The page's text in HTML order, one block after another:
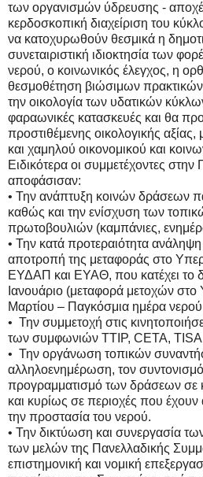
των οργανισμών ύδρευσης -
κερδοσκοπική διαχείριση του
να κατοχυρωθούν θεσμικά η
συνεταιριστική ιδιοκτησία των
νερού, ο κοινωνικός έλεγχος, η
θεσμοθέτηση βιώσιμων
την οικολογία των υδατικών
φαραωνικές κατασκευές και θα
προστιθέμενης οικολογικής αξίας,
και χαμηλού οικονομικού και
Ειδικότερα οι συμμετέχοντες
αποφάσισαν:
• Την ανάπτυξη κοινών δράσεων
καθώς και την ενίσχυση των
πρωτοβουλιών (καμπάνιες,
• Την κατά προτεραιότητα
αποτροπή της μεταφοράς στο
ΕΥΔΑΠ και ΕΥΑΘ, που κατέχει το
Ιανουάριο (μεταφορά μετοχών στο
Μαρτίου – Παγκόσμια ημέρα
• Την συμμετοχή στις
των συμφωνιών TTIP, CETA, TISA
• Την οργάνωση τοπικών
αλληλοενημέρωση, τον
προγραμματισμό των δράσεων σε
και κυρίως σε περιοχές που έχουν
την προστασία του νερού.
• Την δικτύωση και συνεργασία
των μελών της Πανελλαδικής
επιστημονική και νομική